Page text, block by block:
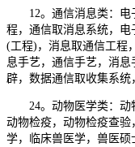
12。通信消息类：电
程，通信取消息系统，
(工程)，消息取通信工程
息手艺，通信手艺，消
辟，数据通信取收集系统
24。动物医学类：动
动物检疫，动物检疫查
学，临床兽医学，兽医